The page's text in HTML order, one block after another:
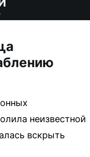
неизвестной
вскрыть